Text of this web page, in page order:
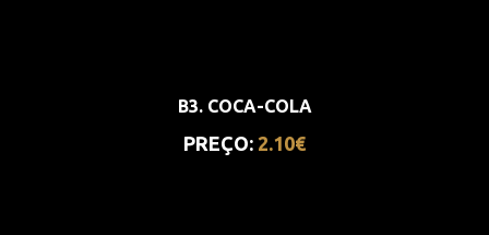
B3. COCA-COLA
PREÇO: 2.10€